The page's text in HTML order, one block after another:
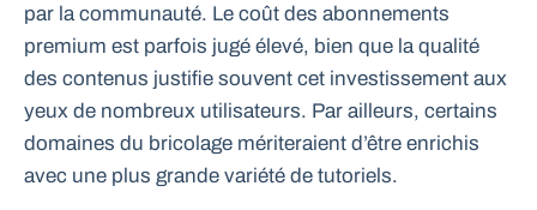
par la communauté. Le coût des abonnements
premium est parfois jugé élevé, bien que la qualité
des contenus justifie souvent cet investissement aux
yeux de nombreux utilisateurs. Par ailleurs, certains
domaines du bricolage mériteraient d’être enrichis
avec une plus grande variété de tutoriels.